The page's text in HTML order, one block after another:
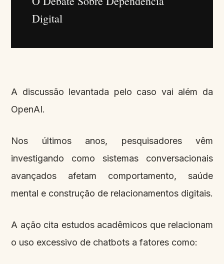
Digital
A discussão levantada pelo caso vai além da
OpenAI.
Nos últimos anos, pesquisadores vêm
investigando como sistemas conversacionais
avançados afetam comportamento, saúde
mental e construção de relacionamentos digitais.
A ação cita estudos acadêmicos que relacionam
o uso excessivo de chatbots a fatores como: